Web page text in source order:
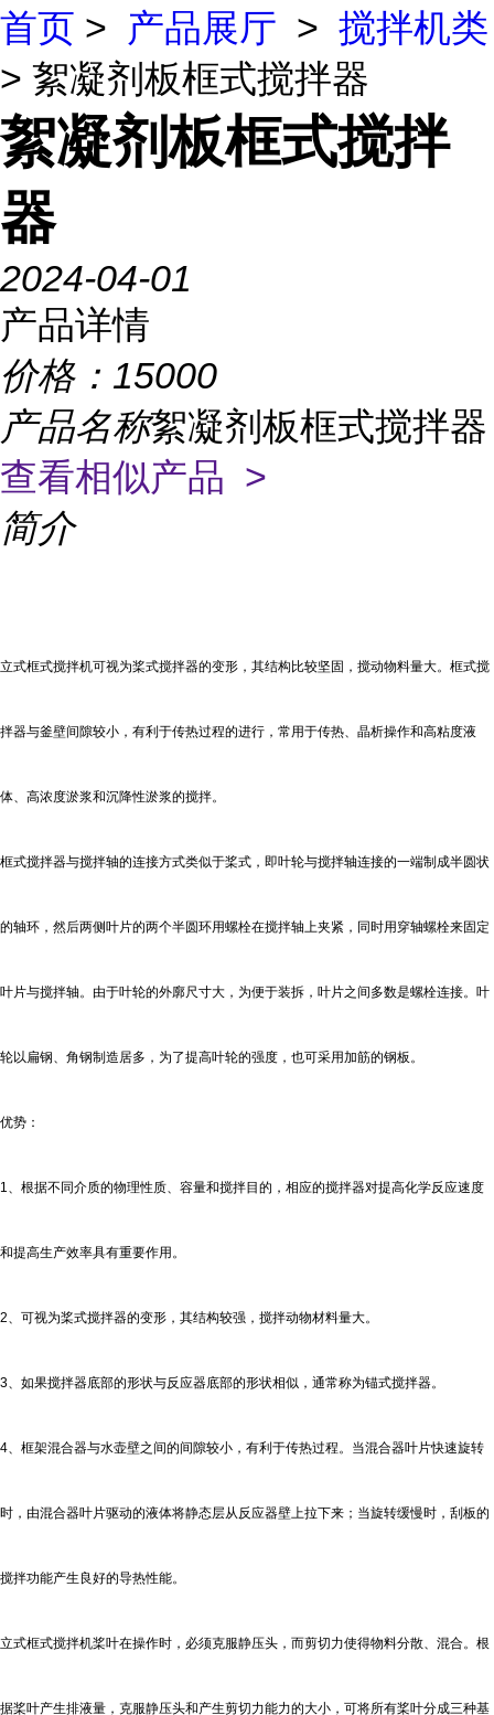
首页 > 产品展厅 > 搅拌机类
> 絮凝剂板框式搅拌器
絮凝剂板框式搅拌
器
2024-04-01
产品详情
价格： 15000
产品名称絮凝剂板框式搅拌器
查看相似产品 >
简介
立式框式搅拌机可视为桨式搅拌器的变形，其结构比较坚固，搅动物料量大。框式搅
拌器与釜壁间隙较小，有利于传热过程的进行，常用于传热、晶析操作和高粘度液
体、高浓度淤浆和沉降性淤浆的搅拌。
框式搅拌器与搅拌轴的连接方式类似于桨式，即叶轮与搅拌轴连接的一端制成半圆状
的轴环，然后两侧叶片的两个半圆环用螺栓在搅拌轴上夹紧，同时用穿轴螺栓来固定
叶片与搅拌轴。由于叶轮的外廓尺寸大，为便于装拆，叶片之间多数是螺栓连接。叶
轮以扁钢、角钢制造居多，为了提高叶轮的强度，也可采用加筋的钢板。
优势：
1、根据不同介质的物理性质、容量和搅拌目的，相应的搅拌器对提高化学反应速度
和提高生产效率具有重要作用。
2、可视为桨式搅拌器的变形，其结构较强，搅拌动物材料量大。
3、如果搅拌器底部的形状与反应器底部的形状相似，通常称为锚式搅拌器。
4、框架混合器与水壶壁之间的间隙较小，有利于传热过程。当混合器叶片快速旋转
时，由混合器叶片驱动的液体将静态层从反应器壁上拉下来；当旋转缓慢时，刮板的
搅拌功能产生良好的导热性能。
立式框式搅拌机桨叶在操作时，必须克服静压头，而剪切力使得物料分散、混合。根
据桨叶产生排液量，克服静压头和产生剪切力能力的大小，可将所有桨叶分成三种基